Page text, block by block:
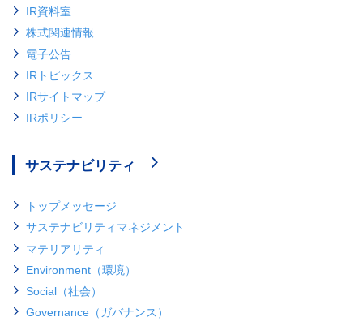
IR資料室
株式関連情報
電子公告
IRトピックス
IRサイトマップ
IRポリシー
サステナビリティ
トップメッセージ
サステナビリティマネジメント
マテリアリティ
Environment（環境）
Social（社会）
Governance（ガバナンス）